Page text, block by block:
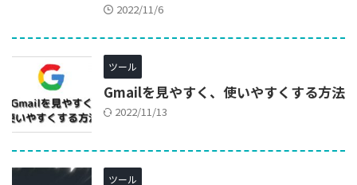
2022/11/6
ツール
Gmailを見やすく、使いやすくする方法
2022/11/13
ツール